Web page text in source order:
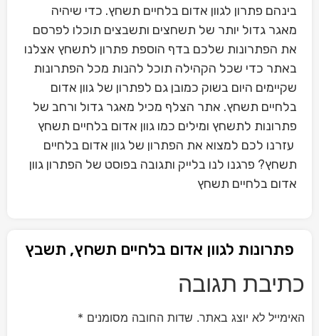
בינהם פתרון לגוון אדום בלחיים תשחץ. כדי שיהיה
מאגר גדול יותר של תשחצים ותשבצים תוכלו לפרסם
את הפתרונות שלכם בדף הוספת פתרון לתשחץ אצלנו
באתר כדי שכל הקהילה תוכל להנות מכל הפתרונות
שקיימים היום בשוק כמובן גם לפתרון של גוון אדום
בלחיים תשחץ. אתר הצלף מכיל מאגר גדול ורחב של
פתרונות לתשחץ ומילים כמו גוון אדום בלחיים תשחץ
עזרנו לכם למצוא את הפתרון של גוון אדום בלחיים
תשחץ? פרגנו לנו בלייק ותגובה בפוסט של הפתרון גוון
אדום בלחיים תשחץ
פתרונות לגוון אדום בלחיים תשחץ, תשבץ
כתיבת תגובה
האימייל לא יוצג באתר. שדות החובה מסומנים *